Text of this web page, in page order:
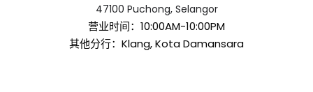
47100 Puchong, Selangor
营业时间：10:00AM-10:00PM
其他分行：Klang, Kota Damansara